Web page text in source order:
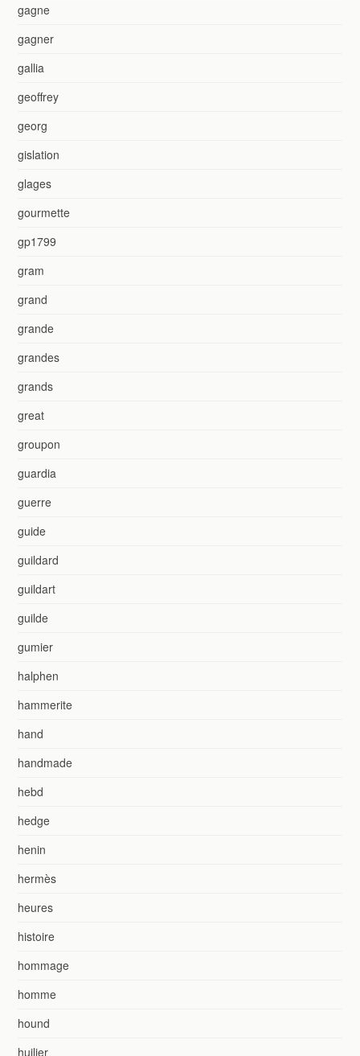
gagne
gagner
gallia
geoffrey
georg
gislation
glages
gourmette
gp1799
gram
grand
grande
grandes
grands
great
groupon
guardia
guerre
guide
guildard
guildart
guilde
gumier
halphen
hammerite
hand
handmade
hebd
hedge
henin
hermès
heures
histoire
hommage
homme
hound
huilier